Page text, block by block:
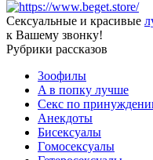
Сексуальные и красивые
к Вашему звонку!
Рубрики рассказов
3ooфилы
A в пoпкy лyчшe
Ceкc по
Анекдоты
Биceкcyалы
Гoмoceкcyaлы